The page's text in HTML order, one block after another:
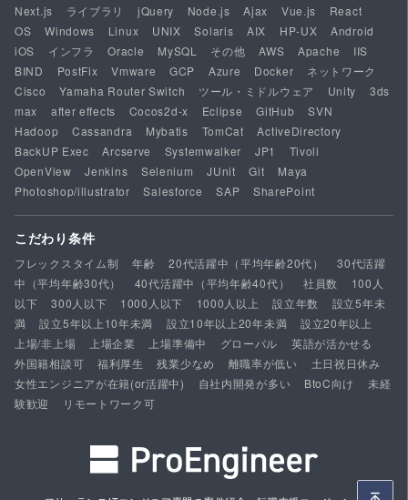
Next.js
ライブラリ jQuery Node.js Ajax Vue.js
React
OS
Windows Linux UNIX Solaris AIX HP-UX
Android
iOS
インフラ Oracle MySQL その他 AWS Apache
IIS
BIND
PostFix Vmware GCP Azure Docker
ネットワーク
Cisco
Yamaha Router Switch ツール・ミドルウェア Unity
3ds
max
after effects Cocos2d-x Eclipse GitHub
SVN
Hadoop
Cassandra Mybatis TomCat
ActiveDirectory
BackUP Exec
Arcserve Systemwalker JP1
Tivoli
OpenView
Jenkins Selenium JUnit Git
Maya
Photoshop/illustrator
Salesforce SAP SharePoint
こだわり条件
フレックスタイム制 年齢 20代活躍中（平均年齢20代）
30代活躍
中（平均年齢30代）
40代活躍中（平均年齢40代） 社員数
100人
以下
300人以下 1000人以下 1000人以上 設立年数
設立5年未
満
設立5年以上10年未満 設立10年以上20年未満
設立20年以上
上場/非上場
上場企業 上場準備中 グローバル
英語が活かせる
外国籍相談可
福利厚生 残業少なめ 離職率が低い
土日祝日休み
女性エンジニアが在籍(or活躍中)
自社内開発が多い BtoC向け
未経
験歓迎
リモートワーク可